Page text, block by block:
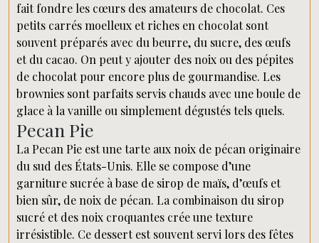
fait fondre les cœurs des amateurs de chocolat. Ces
petits carrés moelleux et riches en chocolat sont
souvent préparés avec du beurre, du sucre, des œufs
et du cacao. On peut y ajouter des noix ou des pépites
de chocolat pour encore plus de gourmandise. Les
brownies sont parfaits servis chauds avec une boule de
glace à la vanille ou simplement dégustés tels quels.
Pecan Pie
La Pecan Pie est une tarte aux noix de pécan originaire
du sud des États-Unis. Elle se compose d’une
garniture sucrée à base de sirop de maïs, d’œufs et
bien sûr, de noix de pécan. La combinaison du sirop
sucré et des noix croquantes crée une texture
irrésistible. Ce dessert est souvent servi lors des fêtes